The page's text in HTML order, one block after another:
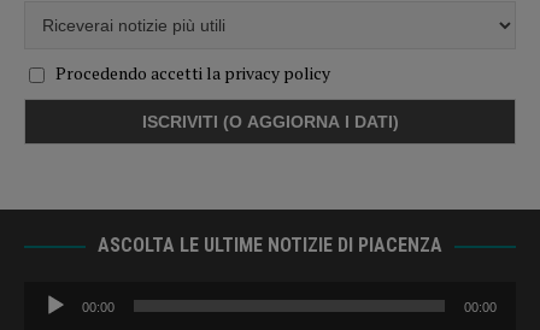
Procedendo accetti la privacy policy
ASCOLTA LE ULTIME NOTIZIE DI PIACENZA
Audio
Player
00:00 00:00